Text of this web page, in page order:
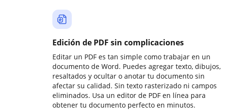
Edición de PDF sin complicaciones
Editar un PDF es tan simple como trabajar en un
documento de Word. Puedes agregar texto, dibujos,
resaltados y ocultar o anotar tu documento sin
afectar su calidad. Sin texto rasterizado ni campos
eliminados. Usa un editor de PDF en línea para
obtener tu documento perfecto en minutos.